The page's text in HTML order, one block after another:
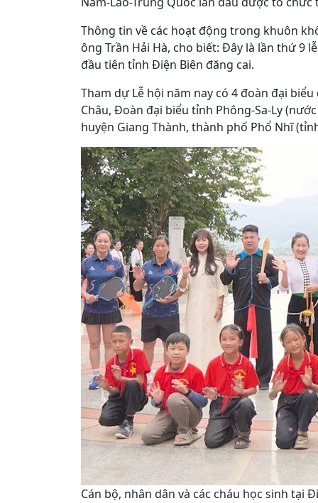
Thông tin về các hoạt động trong khuôn
ông Trần Hải Hà, cho biết: Đây là lần thứ 9
đầu tiên tỉnh Điện Biên đăng cai.
Tham dự Lễ hội năm nay có 4 đoàn đại
Châu, Đoàn đại biểu tỉnh Phông-Sa-Ly
huyện Giang Thành, thành phố Phổ Nhĩ
Cán bộ, nhân dân và các cháu học sinh tại